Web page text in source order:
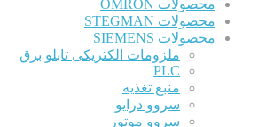
محصولات OMRON
محصولات STEGMAN
محصولات SIEMENS
ملزومات الکتریکی تابلو برق
PLC
منبع تغذیه
سروو درایو
سروو موتور